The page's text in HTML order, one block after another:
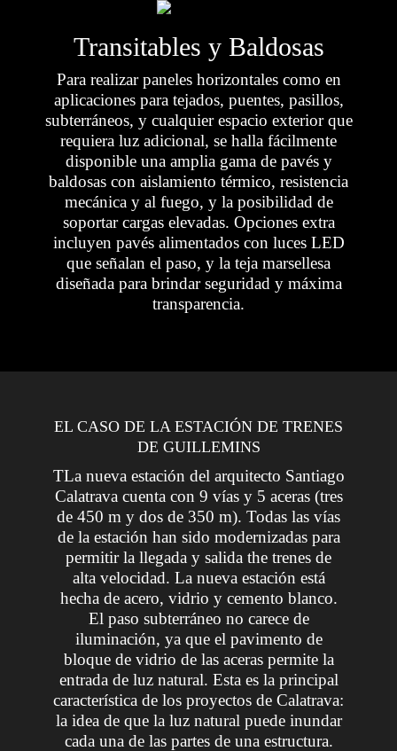
Transitables y Baldosas
Para realizar paneles horizontales como en
aplicaciones para tejados, puentes, pasillos,
subterráneos, y cualquier espacio exterior que
requiera luz adicional, se halla fácilmente
disponible una amplia gama de pavés y
baldosas con aislamiento térmico, resistencia
mecánica y al fuego, y la posibilidad de
soportar cargas elevadas. Opciones extra
incluyen pavés alimentados con luces LED
que señalan el paso, y la teja marsellesa
diseñada para brindar seguridad y máxima
transparencia.
EL CASO DE LA ESTACIÓN DE TRENES
DE GUILLEMINS
TLa nueva estación del arquitecto Santiago
Calatrava cuenta con 9 vías y 5 aceras (tres
de 450 m y dos de 350 m). Todas las vías
de la estación han sido modernizadas para
permitir la llegada y salida the trenes de
alta velocidad. La nueva estación está
hecha de acero, vidrio y cemento blanco.
El paso subterráneo no carece de
iluminación, ya que el pavimento de
bloque de vidrio de las aceras permite la
entrada de luz natural. Esta es la principal
característica de los proyectos de Calatrava:
la idea de que la luz natural puede inundar
cada una de las partes de una estructura.